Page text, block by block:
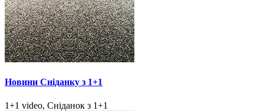
Новини Сніданку з 1+1
1+1 video, Сніданок з 1+1